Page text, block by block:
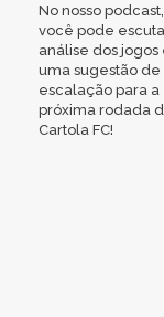
No nosso podcast,
você pode
análise dos jogos
uma sugestão de
escalação para a
próxima rodada
Cartola FC!